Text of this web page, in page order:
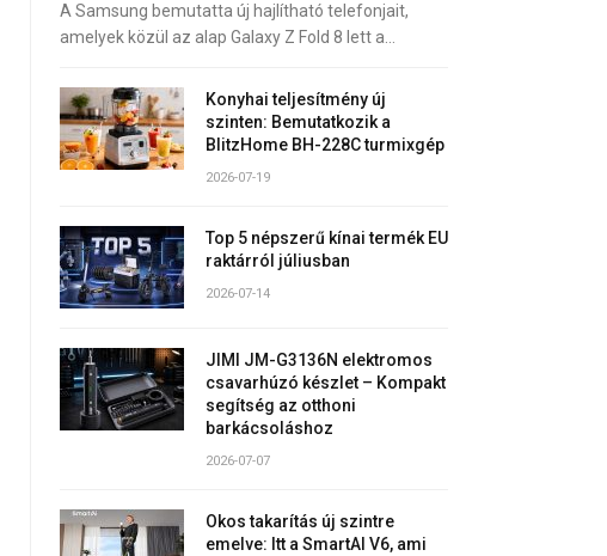
A Samsung bemutatta új hajlítható telefonjait,
amelyek közül az alap Galaxy Z Fold 8 lett a…
Konyhai teljesítmény új
szinten: Bemutatkozik a
BlitzHome BH-228C turmixgép
2026-07-19
Top 5 népszerű kínai termék EU
raktárról júliusban
2026-07-14
JIMI JM-G3136N elektromos
csavarhúzó készlet – Kompakt
segítség az otthoni
barkácsoláshoz
2026-07-07
Okos takarítás új szintre
emelve: Itt a SmartAI V6, ami